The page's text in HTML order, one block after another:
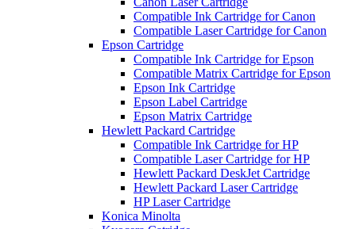
Compatible Ink Cartridge for Canon
Compatible Laser Cartridge for Canon
Epson Cartridge
Compatible Ink Cartridge for Epson
Compatible Matrix Cartridge for Epson
Epson Ink Cartridge
Epson Label Cartridge
Epson Matrix Cartridge
Hewlett Packard Cartridge
Compatible Ink Cartridge for HP
Compatible Laser Cartridge for HP
Hewlett Packard DeskJet Cartridge
Hewlett Packard Laser Cartridge
HP Laser Cartridge
Konica Minolta